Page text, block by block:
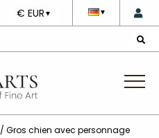
▼
DEVISE
€ EUR ▼
/ Gros chien avec personnage